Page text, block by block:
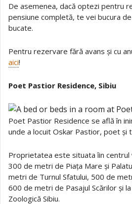
De asemenea, dacă optezi pentru
pensiune completă, te vei bucura
bucate.
Pentru rezervare fără avans și cu
aici!
Poet Pastior Residence, Sibiu
Poet Pastior Residence se află în
unde a locuit Oskar Pastior, poet și
Proprietatea este situata îin centrul
300 de metri de Piața Mare și
metri de Turnul Sfatului, 500 de
600 de metri de Pasajul Scărilor și
Zoologică Sibiu.